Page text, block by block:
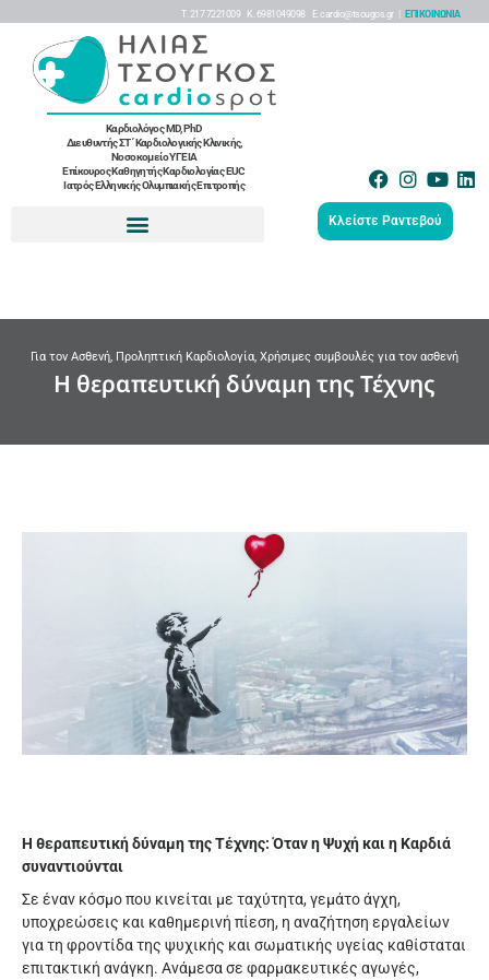
Τ. 217 7221009 K. 6981049098 Ε. cardio@tsougos.gr | ΕΠΙΚΟΙΝΩΝΙΑ
Καρδιολόγος MD, PhD
Διευθυντής ΣΤ΄ Καρδιολογικής Κλινικής,
Νοσοκομείο ΥΓΕΙΑ
Επίκουρος Καθηγητής Καρδιολογίας EUC
Ιατρός Ελληνικής Ολυμπιακής Επιτροπής
Κλείστε Ραντεβού
Για τον Ασθενή, Προληπτική Καρδιολογία, Χρήσιμες συμβουλές για τον ασθενή
Η θεραπευτική δύναμη της Τέχνης
Η θεραπευτική δύναμη της Τέχνης: Όταν η Ψυχή και η Καρδιά
συναντιούνται
Σε έναν κόσμο που κινείται με ταχύτητα, γεμάτο άγχη,
υποχρεώσεις και καθημερινή πίεση, η αναζήτηση εργαλείων
για τη φροντίδα της ψυχικής και σωματικής υγείας καθίσταται
επιτακτική ανάγκη. Ανάμεσα σε φαρμακευτικές αγωγές,